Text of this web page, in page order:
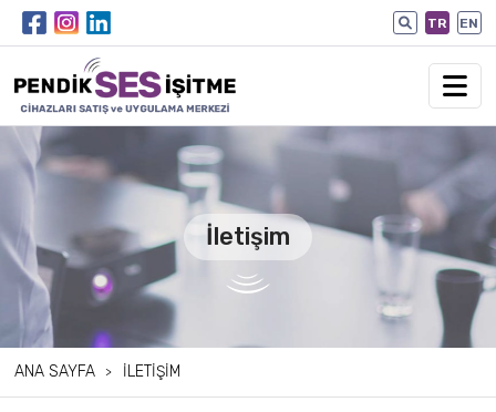
TR EN
İletişim
ANA SAYFA İLETIŞIM